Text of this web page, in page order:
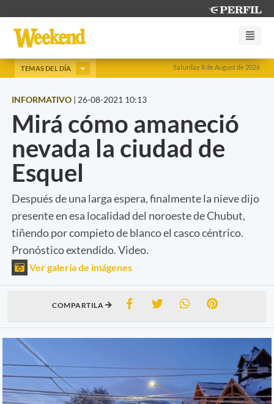
Saturday 8 de August de 2026
TEMAS DEL DÍA
INFORMATIVO | 26-08-2021 10:13
Mirá cómo amaneció
nevada la ciudad de
Esquel
Después de una larga espera, finalmente la nieve dijo
presente en esa localidad del noroeste de Chubut,
tiñendo por compieto de blanco el casco céntrico.
Pronóstico extendido. Video.
Ver galería de imágenes
COMPARTILA